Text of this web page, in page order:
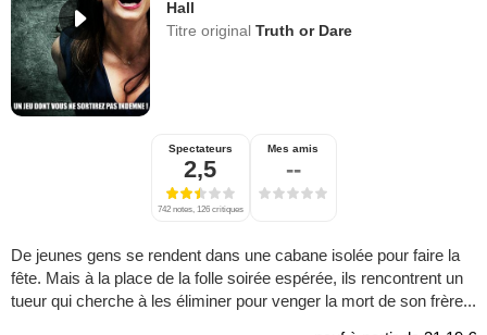
Hall
Titre originalTruth or Dare
Spectateurs
2,5
742 notes, 126 critiques
Mes amis
--
De jeunes gens se rendent dans une cabane isolée pour faire la
fête. Mais à la place de la folle soirée espérée, ils rencontrent un
tueur qui cherche à les éliminer pour venger la mort de son frère...